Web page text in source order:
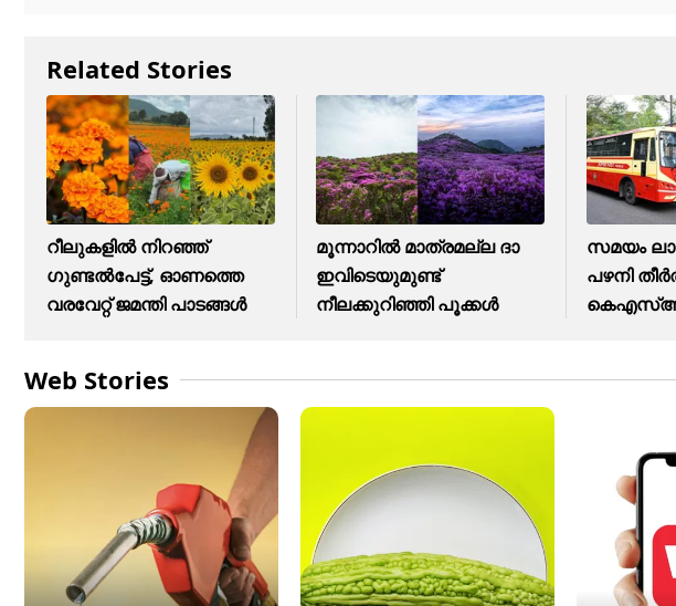
Related Stories
റീലുകളിൽ നിറഞ്ഞ് ​
ഗുണ്ടൽപേട്ട്, ഓണത്തെ
വരവേറ്റ് ജമന്തി പാടങ്ങൾ
മൂന്നാറിൽ മാത്രമല്ല ദാ
ഇവിടെയുമുണ്ട്
നീലക്കുറിഞ്ഞി പൂക്കൾ
സമയം
പഴനി
Web Stories